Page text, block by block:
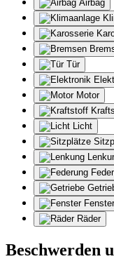
Airbag
Tür
Motor
Licht
Fenster
Räder
Beschwerden